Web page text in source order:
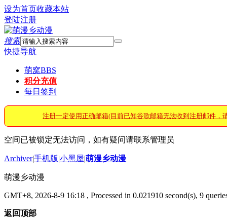
设为首页收藏本站
登陆注册
搜索
快捷导航
萌窝BBS
积分充值
每日签到
注册一定使用正确邮箱(目前已知谷歌邮箱无法收到注册邮件，
空间已被锁定无法访问，如有疑问请联系管理员
Archiver|手机版|小黑屋|萌漫乡动漫
萌漫乡动漫
GMT+8, 2026-8-9 16:18 , Processed in 0.021910 second(s), 9
返回顶部